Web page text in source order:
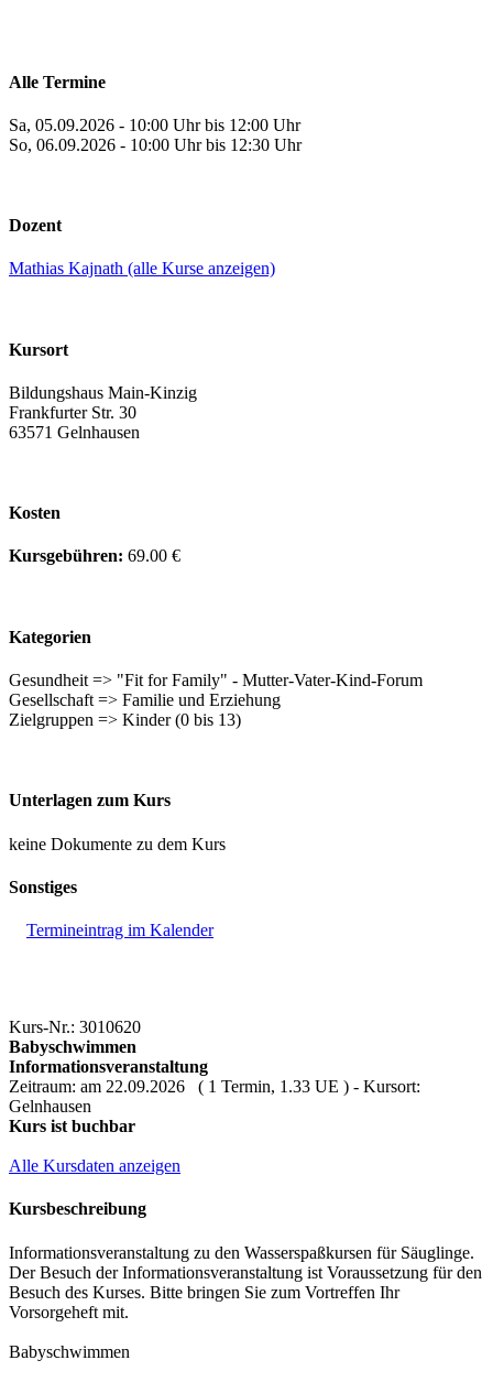
Alle Termine
Sa, 05.09.2026 - 10:00 Uhr bis 12:00 Uhr
So, 06.09.2026 - 10:00 Uhr bis 12:30 Uhr
Dozent
Mathias Kajnath (alle Kurse anzeigen)
Kursort
Bildungshaus Main-Kinzig
Frankfurter Str. 30
63571 Gelnhausen
Kosten
Kursgebühren: 69.00 €
Kategorien
Gesundheit => "Fit for Family" - Mutter-Vater-Kind-Forum
Gesellschaft => Familie und Erziehung
Zielgruppen => Kinder (0 bis 13)
Unterlagen zum Kurs
keine Dokumente zu dem Kurs
Sonstiges
Termineintrag im Kalender
Kurs-Nr.: 3010620
Babyschwimmen
Informationsveranstaltung
Zeitraum: am 22.09.2026 ( 1 Termin, 1.33 UE ) - Kursort:
Gelnhausen
Kurs ist buchbar
Alle Kursdaten anzeigen
Kursbeschreibung
Informationsveranstaltung zu den Wasserspaßkursen für Säuglinge.
Der Besuch der Informationsveranstaltung ist Voraussetzung für den
Besuch des Kurses. Bitte bringen Sie zum Vortreffen Ihr
Vorsorgeheft mit.
Babyschwimmen